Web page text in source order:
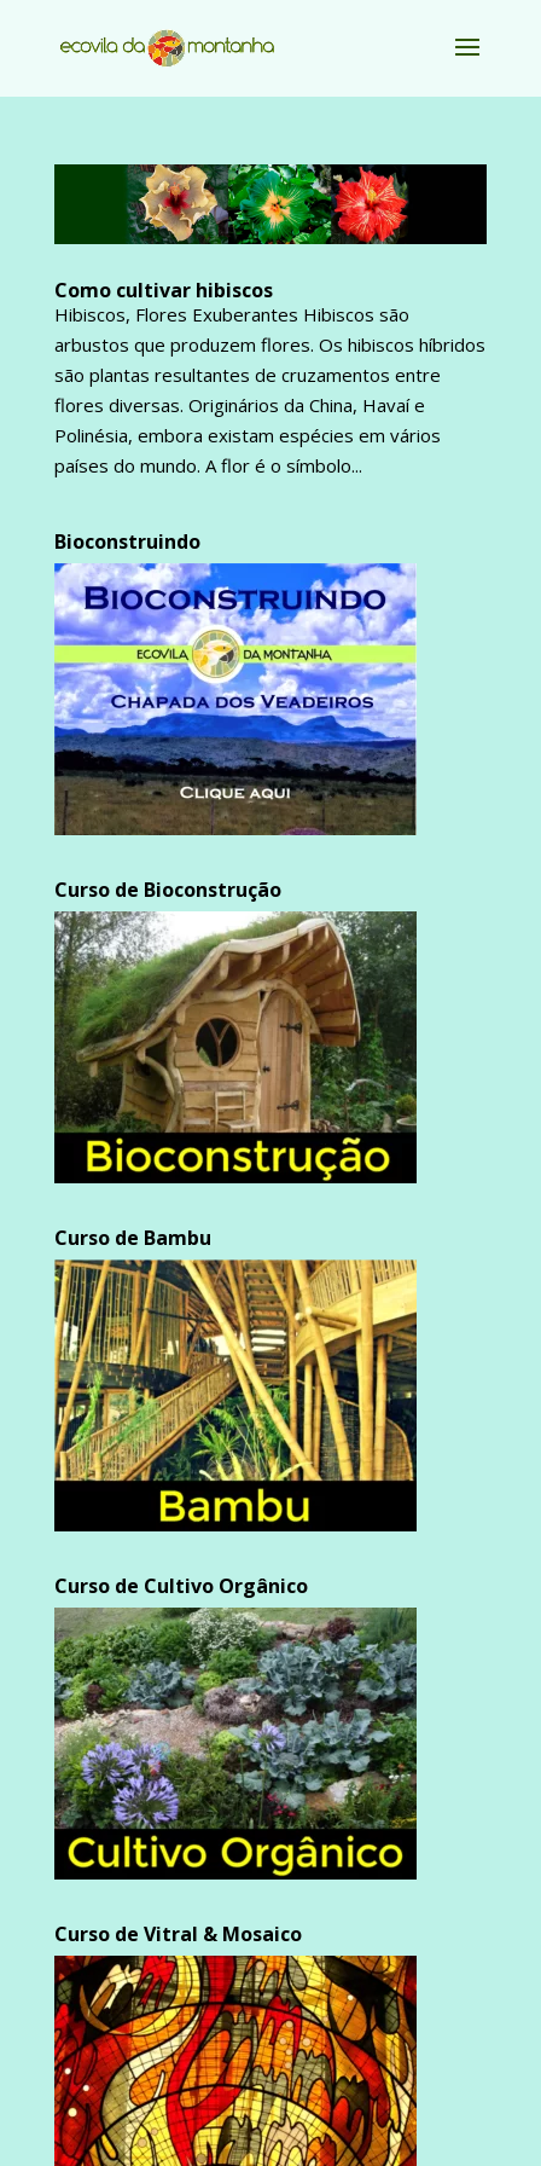
Como cultivar hibiscos
Hibiscos, Flores Exuberantes Hibiscos são
arbustos que produzem flores. Os hibiscos híbridos
são plantas resultantes de cruzamentos entre
flores diversas. Originários da China, Havaí e
Polinésia, embora existam espécies em vários
países do mundo. A flor é o símbolo...
Bioconstruindo
Curso de Bioconstrução
Curso de Bambu
Curso de Cultivo Orgânico
Curso de Vitral & Mosaico